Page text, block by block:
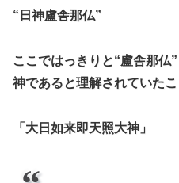
“日神盧舎那仏”
ここではっきりと“盧舎那仏
神であると理解されていたこ
「大日如来即天照大神」